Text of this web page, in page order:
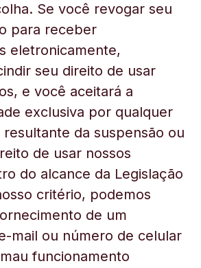
Se você revogar seu
para receber
eletronicamente,
seu direito de usar
e você aceitará a
exclusiva por qualquer
da suspensão ou
de usar nossos
do alcance da Legislação
critério, podemos
de um
mail ou número de celular
funcionamento